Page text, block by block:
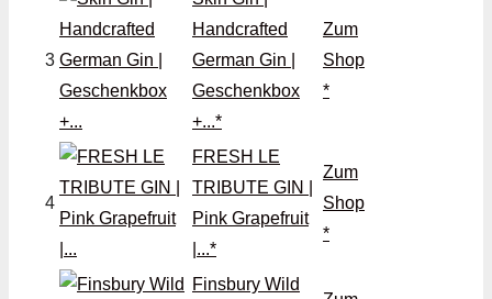
3
Handcrafted
German Gin |
Geschenkbox
+...*
Zum
Shop
*
4
FRESH LE
TRIBUTE GIN |
Pink Grapefruit
|...*
Zum
Shop
*
Finsbury Wild